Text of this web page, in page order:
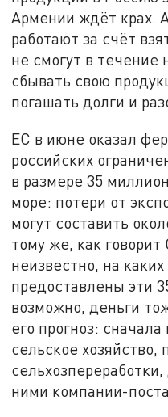
Армении ждёт крах.
работают за счёт
не смогут в течение
сбывать свою
погашать долги и
ЕС в июне оказал
российских
в размере 35
море: потери от
могут составить
тому же, как
неизвестно, на каких
предоставлены эти
возможно, деньги
его прогноз:
сельское хозяйство,
ними компании-